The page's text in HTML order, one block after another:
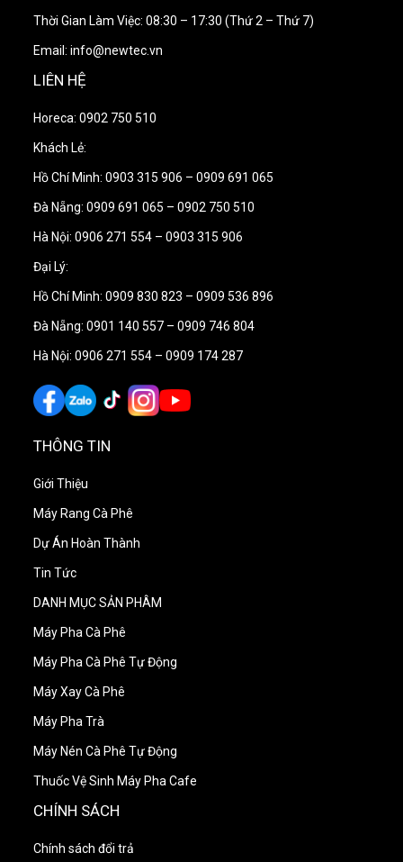
Thời Gian Làm Việc: 08:30 – 17:30 (Thứ 2 – Thứ 7)
Email: info@newtec.vn
LIÊN HỆ
Horeca: 0902 750 510
Khách Lẻ:
Hồ Chí Minh: 0903 315 906 – 0909 691 065
Đà Nẵng: 0909 691 065 – 0902 750 510
Hà Nội: 0906 271 554 – 0903 315 906
Đại Lý:
Hồ Chí Minh: 0909 830 823 – 0909 536 896
Đà Nẵng: 0901 140 557 – 0909 746 804
Hà Nội: 0906 271 554 – 0909 174 287
THÔNG TIN
Giới Thiệu
Máy Rang Cà Phê
Dự Án Hoàn Thành
Tin Tức
DANH MỤC SẢN PHÂM
Máy Pha Cà Phê
Máy Pha Cà Phê Tự Động
Máy Xay Cà Phê
Máy Pha Trà
Máy Nén Cà Phê Tự Động
Thuốc Vệ Sinh Máy Pha Cafe
CHÍNH SÁCH
Chính sách đổi trả